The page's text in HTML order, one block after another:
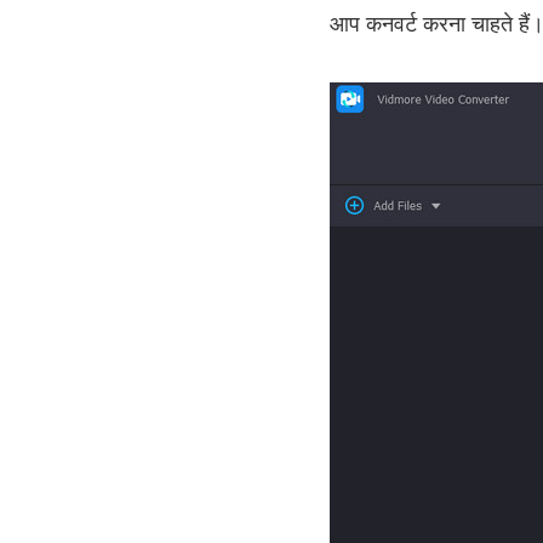
आप कनवर्ट करना चाहते हैं।